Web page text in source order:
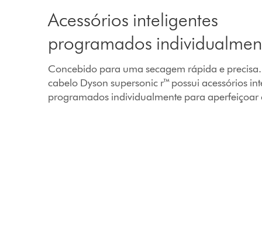
Acessórios inteligentes
programados
Concebido para uma secagem rápida e
cabelo Dyson supersonic r™ possui acessórios
programados individualmente para aperfeiçoar